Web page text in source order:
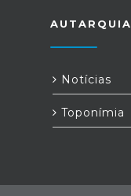
AUTARQUIA
Notícias
Toponímia